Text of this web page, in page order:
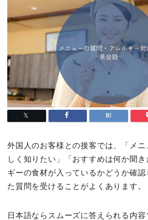
外国人のお客様との接客では、「メ
しく知りたい」「おすすめは何か聞
ギーの食材が入っているかどうか確認
た質問を受けることがよくあります。
日本語ならスムーズに答えられる内容